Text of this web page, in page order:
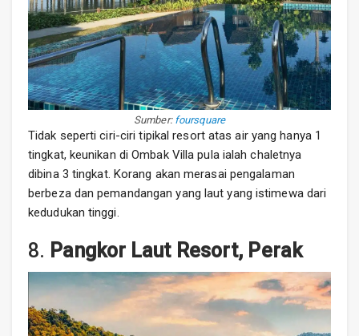
Sumber: foursquare
Tidak seperti ciri-ciri tipikal resort atas air yang hanya 1
tingkat, keunikan di Ombak Villa pula ialah chaletnya
dibina 3 tingkat. Korang akan merasai pengalaman
berbeza dan pemandangan yang laut yang istimewa dari
kedudukan tinggi.
8. Pangkor Laut Resort, Perak